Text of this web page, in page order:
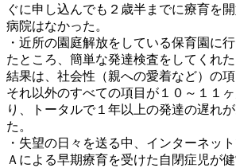
ぐに申し込んでも２歳半までに療育を
病院はなかった。
・近所の園庭解放をしている保育園に
たところ、簡単な発達検査をしてくれた
結果は、社会性（親への愛着など）の項
それ以外のすべての項目が１０～１１
り、トータルで１年以上の発達の遅れ
た。
・失望の日々を送る中、インターネッ
Ａによる早期療育を受けた自閉症児が